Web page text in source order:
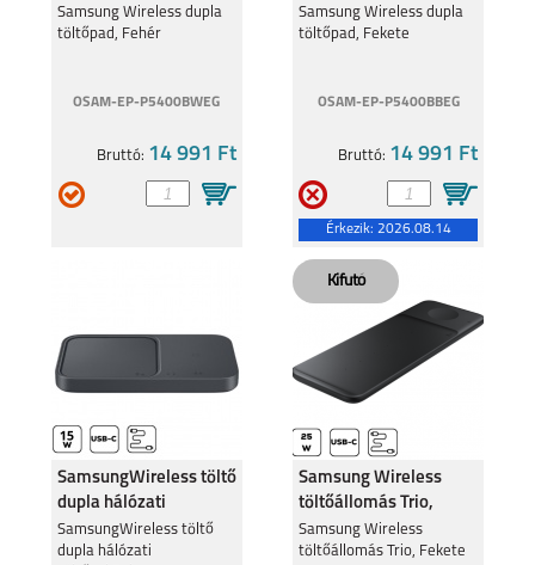
Samsung Wireless dupla
töltőpad, Fehér
OSAM-EP-P5400BWEG
Bruttó: 14 991 Ft
Samsung Wireless dupla
töltőpad, Fekete
OSAM-EP-P5400BBEG
Bruttó: 14 991 Ft
Érkezik: 2026.08.14
SamsungWireless töltő
dupla hálózati
töltővel,Feke
SamsungWireless töltő
dupla hálózati
Samsung Wireless
töltőállomás Trio,
Fekete
Samsung Wireless
töltőállomás Trio, Fekete